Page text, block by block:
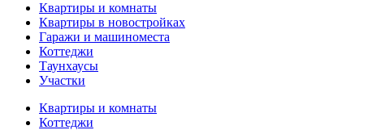
Квартиры и комнаты
Квартиры в новостройках
Гаражи и машиноместа
Коттеджи
Таунхаусы
Участки
Квартиры и комнаты
Коттеджи